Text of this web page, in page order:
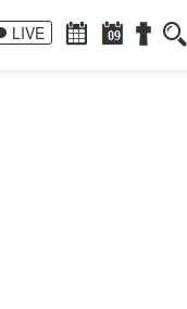
LIVE 09